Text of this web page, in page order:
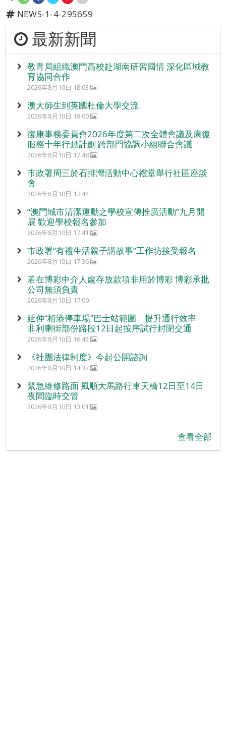
NEWS-1-4-295659
最新新聞
教青局組織澳門高校赴湖南研習國情 深化區域教
育協同合作
2026年8月10日 18:03
澳大師生到英國杜倫大學交流
2026年8月10日 18:00
復康事務委員會2026年度第二次全體會議及康復
服務十年行動計劃 跨部門協調小組聯合會議
2026年8月10日 17:48
市政署周三於石排灣活動中心禮堂舉行社區座談
會
2026年8月10日 17:44
“澳門城市清潔運動之學校宣傳推廣活動”九月開
展 歡迎學校報名參加
2026年8月10日 17:41
市政署“有禮生活親子講故事”工作坊接受報名
2026年8月10日 17:36
若在博彩中介人處存放款項非用於博彩 博彩承批
公司無須負責
2026年8月10日 17:00
延伸“栢港停車場”巴士站範圍 提升通行效率
非利喇街部份路段12日起按序試行封閉交通
2026年8月10日 16:45
《社團法律制度》今起公開諮詢
2026年8月10日 14:37
緊急維修路面 風順大馬路行車天橋12日至14日
夜間臨時交管
2026年8月10日 13:01
查看全部